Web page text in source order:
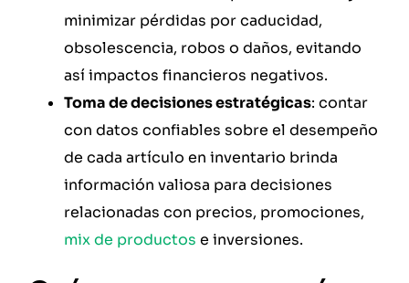
minimizar pérdidas por caducidad,
obsolescencia, robos o daños, evitando
así impactos financieros negativos.
Toma de decisiones estratégicas: contar
con datos confiables sobre el desempeño
de cada artículo en inventario brinda
información valiosa para decisiones
relacionadas con precios, promociones,
mix de productos e inversiones.